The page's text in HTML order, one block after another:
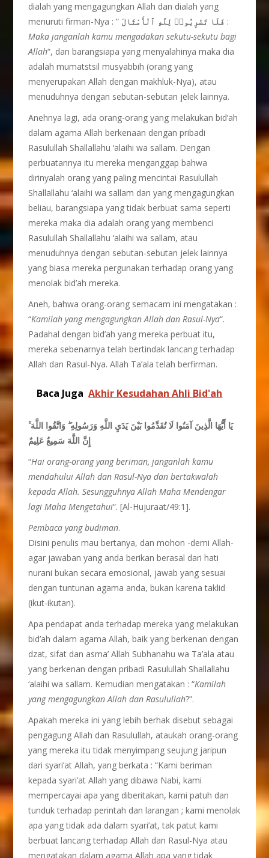
dialah yang mengagungkan Allah dan dialah yang
menuruti firman-Nya : ” فَلَا تَضْرِبُوا۟ لِلَّهِ ٱلْأَمْثَال َ :
Maka janganlah kamu mengadakan sekutu-sekutu bagi
Allah“, dan barangsiapa yang menyalahinya maka dia
adalah mumatstsil musyabbih (orang yang
menyerupakan Allah dengan makhluk-Nya), atau
menuduhnya dengan sebutan-sebutan jelek lainnya.
Anehnya lagi, ada orang-orang yang melakukan bid’ah
dalam agama Allah berkenaan dengan pribadi
Rasulullah Shallallahu ‘alaihi wa sallam. Dengan
perbuatannya itu mereka menganggap bahwa
dirinyalah orang yang paling mencintai Rasulullah
Shallallahu ‘alaihi wa sallam dan yang mengagungkan
beliau, barangsiapa yang tidak berbuat sama seperti
mereka maka dia adalah orang yang membenci
Rasulullah Shallallahu ‘alaihi wa sallam, atau
menuduhnya dengan sebutan-sebutan jelek lainnya
yang biasa mereka pergunakan terhadap orang yang
menolak bid’ah mereka.
Aneh, bahwa orang-orang semacam ini mengatakan :
“Kamilah yang mengagungkan Allah dan Rasul-Nya“.
Padahal dengan bid’ah yang mereka perbuat itu,
mereka sebenarnya telah bertindak lancang terhadap
Allah dan Rasul-Nya. Allah Ta’ala telah berfirman.
Baca Juga Akhir Kesudahan Ahli Bid'ah
يَا أَيُّهَا الَّذِينَ آمَنُوا لَا تُقَدِّمُوا بَيْنَ يَدَيِ اللَّهِ وَرَسُولِهِ ۖ وَاتَّقُوا اللَّهَ ۚ
إِنَّ اللَّهَ سَمِيعٌ عَلِيمٌ
“Hai orang-orang yang beriman, janganlah kamu
mendahului Allah dan Rasul-Nya dan bertakwalah
kepada Allah. Sesungguhnya Allah Maha Mendengar
lagi Maha Mengetahui“. [Al-Hujuraat/49:1].
Pembaca yang budiman.
Disini penulis mau bertanya, dan mohon -demi Allah-
agar jawaban yang anda berikan berasal dari hati
nurani bukan secara emosional, jawab yang sesuai
dengan tuntunan agama anda, bukan karena taklid
(ikut-ikutan).
Apa pendapat anda terhadap mereka yang melakukan
bid’ah dalam agama Allah, baik yang berkenan dengan
dzat, sifat dan asma’ Allah Subhanahu wa Ta’ala atau
yang berkenan dengan pribadi Rasulullah Shallallahu
‘alaihi wa sallam. Kemudian mengatakan : “Kamilah
yang mengagungkan Allah dan Rasulullah?”.
Apakah mereka ini yang lebih berhak disebut sebagai
pengagung Allah dan Rasulullah, ataukah orang-orang
yang mereka itu tidak menyimpang seujung jaripun
dari syari’at Allah, yang berkata : “Kami beriman
kepada syari’at Allah yang dibawa Nabi, kami
mempercayai apa yang diberitakan, kami patuh dan
tunduk terhadap perintah dan larangan ; kami menolak
apa yang tidak ada dalam syari’at, tak patut kami
berbuat lancang terhadap Allah dan Rasul-Nya atau
mengatakan dalam agama Allah apa yang tidak